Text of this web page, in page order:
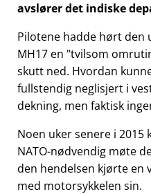
avslører det indiske
Pilotene hadde hørt den
MH17 en tvilsom
skutt ned. Hvordan
fullstendig neglisjert i
dekning, men faktisk
Noen uker senere i
NATO-nødvendig møte
den hendelsen kjørte en
med motorsykkelen sin.